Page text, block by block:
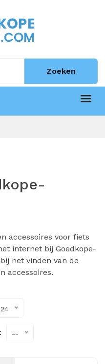
Zoeken
accessoires voor fiets
internet bij Goedkope-
het vinden van de
accessoires.
24
--